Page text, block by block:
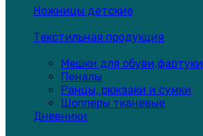
Ножницы детские
Текстильная продукция
Мешки для обуви,фартуки
Пеналы
Ранцы, рюкзаки и сумки
Шопперы тканевые
Дневники